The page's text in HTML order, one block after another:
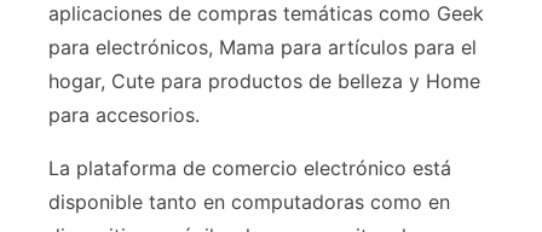
aplicaciones de compras temáticas como Geek
para electrónicos, Mama para artículos para el
hogar, Cute para productos de belleza y Home
para accesorios.
La plataforma de comercio electrónico está
disponible tanto en computadoras como en